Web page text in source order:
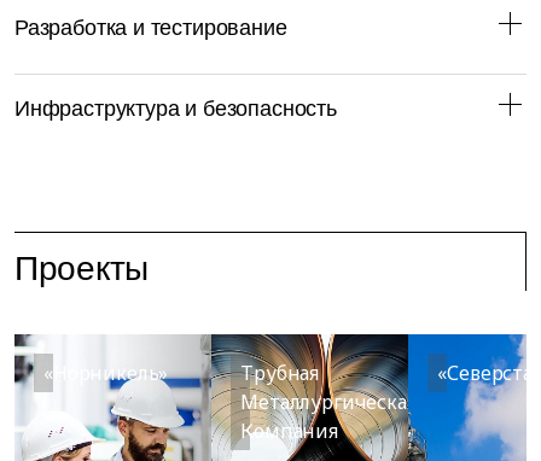
Разработка и тестирование
Инфраструктура и безопасность
Проекты
«Норникель»
Трубная
Металлургическая
Компания